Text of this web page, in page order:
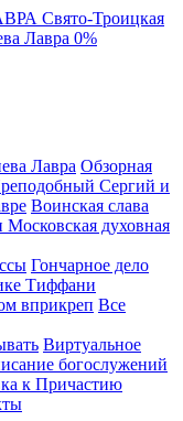
Свято-Троицкая
Лавра 0%
Лавра Обзорная
Сергий и
Воинская слава
Московская духовная
Гончарное дело
Тиффани
вприкреп Все
Виртуальное
богослужений
к Причастию